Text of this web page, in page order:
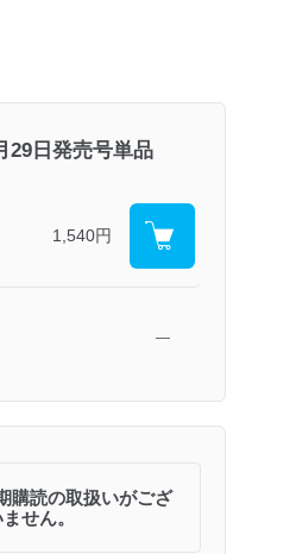
29日発売号単品
1,540円
―
購読の取扱いがござ
せん。